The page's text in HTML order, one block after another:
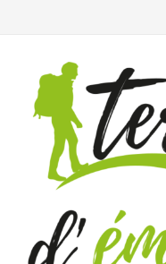
contenu